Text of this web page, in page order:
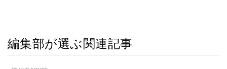
編集部が選ぶ関連記事